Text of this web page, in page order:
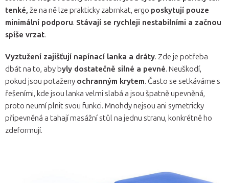
tenké, že na ně lze prakticky zabrnkat, ergo poskytují pouze
minimální podporu. Stávají se rychleji nestabilními a začnou
spíše vrzat.
Vyztužení zajišťují napínací lanka a dráty. Zde je potřeba
dbát na to, aby byly dostatečně silné a pevné. Neuškodí,
pokud jsou potaženy ochranným krytem. Často se setkáváme s
řešeními, kde jsou lanka velmi slabá a jsou špatně upevněná,
proto neumí plnit svou funkci. Mnohdy nejsou ani symetricky
připevněná a tahají masážní stůl na jednu stranu, konkrétně ho
zdeformují.